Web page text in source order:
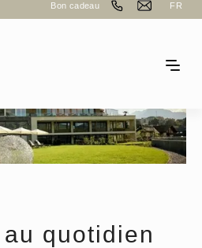
Bon cadeau FR
quotidien